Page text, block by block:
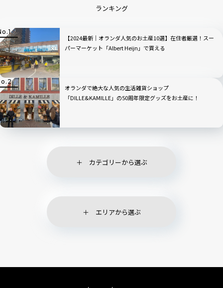
ランキング
【2024最新｜オランダ人気のお土産10選】在住者厳選！スー
パーマーケット「Albert Heijn」で買える
オランダで絶大な人気の生活雑貨ショップ
「DILLE&KAMILLE」の50周年限定グッズをお土産に！
カテゴリーから選ぶ
エリアから選ぶ